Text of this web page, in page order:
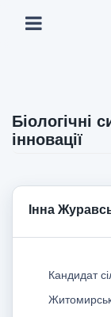
Біологічні
інновації
Інна
Кандидат